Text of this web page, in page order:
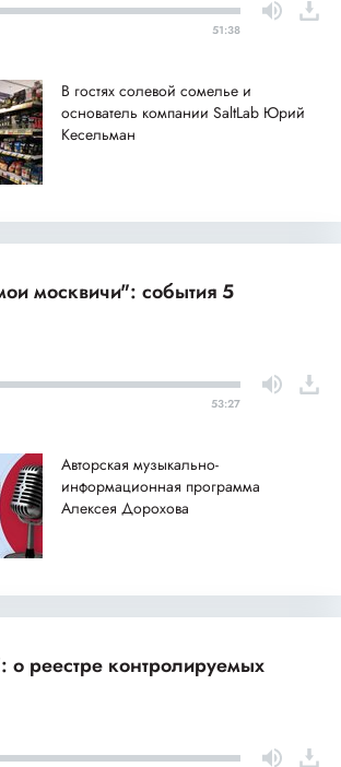
51:38
В гостях солевой сомелье и
основатель компании SaltLab Юрий
Кесельман
москвичи": события 5
53:27
Авторская музыкально-
информационная программа
Алексея Дорохова
о реестре контролируемых